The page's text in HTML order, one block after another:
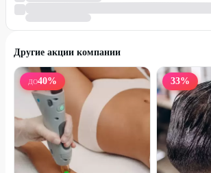
стоимости):
- 40-летия Победы, д. 33 -
- Бейвеля, д. 6 -+7 (904) 309-20-07
- Труда, д. 174 -+7 (919) 331-49-49.
Для получения скидки предъявите
Стоимость оплачивается на месте.
Промокод не суммируется с другими
предложениями салона.
ПРЕДУПРЕЖДАЕМ О
Другие акции компании
ДО40% 33%